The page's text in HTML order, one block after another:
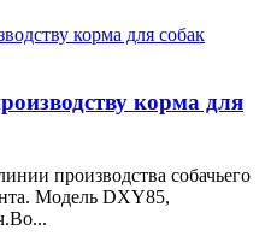
корма для
производства собачьего
Модель DXY85,